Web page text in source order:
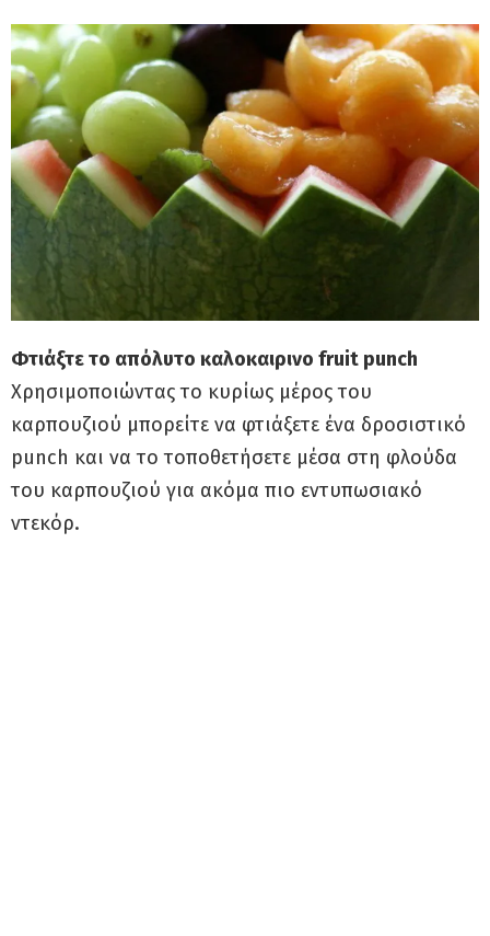
Φτιάξτε το απόλυτο καλοκαιρινο fruit punch
Χρησιμοποιώντας το κυρίως μέρος του
καρπουζιού μπορείτε να φτιάξετε ένα δροσιστικό
punch και να το τοποθετήσετε μέσα στη φλούδα
του καρπουζιού για ακόμα πιο εντυπωσιακό
ντεκόρ.